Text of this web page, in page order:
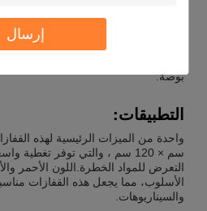
إرسال
هذه القفازات المستخدمة مرة واحدة
والعقاقير المصنوعة من مادة بي.
استخدامها لأغراض الفحص الطبيهذه
بوصة.
التطبيقات:
سم × 120 سم ، والتي توفر
التعرض للمواد الخطرة.اللون الأحمر
الأسلوب، مما يجعل هذه القفازات
والسيناريوهات.